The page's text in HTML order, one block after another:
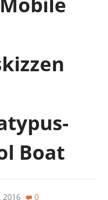
Boat
2016 0